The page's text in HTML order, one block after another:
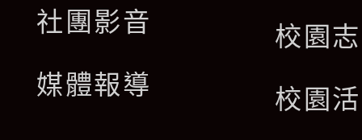
社團影音
媒體報導
校園
校園